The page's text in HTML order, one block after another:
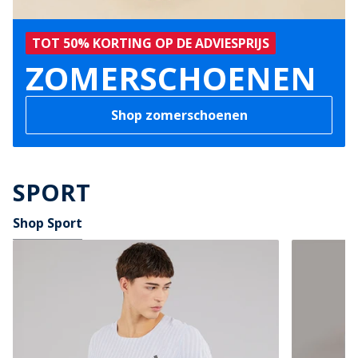
TOT 50% KORTING OP DE ADVIESPRIJS
ZOMERSCHOENEN
Shop zomerschoenen
SPORT
Shop Sport